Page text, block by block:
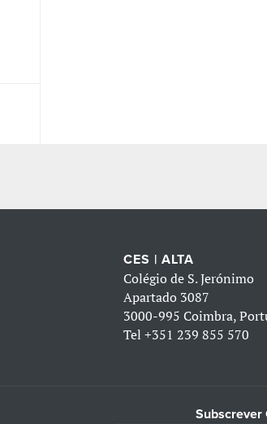
CES | ALTA
Colégio de S. Jerónimo
Apartado 3087
3000-995 Coimbra,
Tel+351 239 855 570
Subscrever